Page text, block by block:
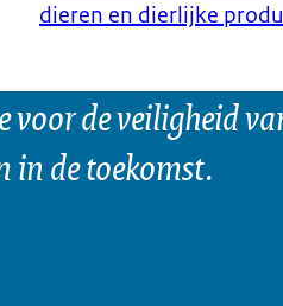
dieren en dierlijke
voor de veiligheid
in de toekomst.